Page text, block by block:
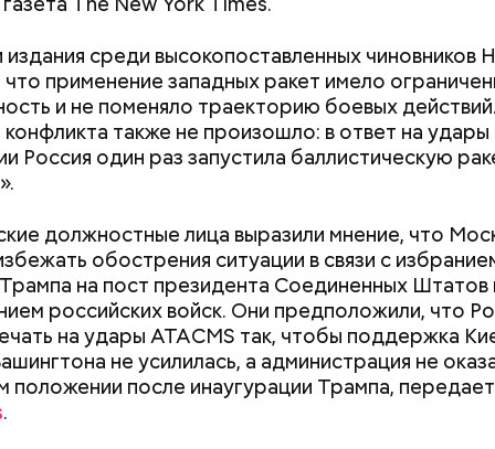
издания среди высокопоставленных чиновников
применение западных ракет имело
и не поменяло траекторию боевых действий.
также не произошло: в ответ на удары
Россия один раз запустила баллистическую
должностные лица выразили мнение, что
обострения ситуации в связи с
на пост президента Соединенных Штатов
российских войск. Они предположили, что
на удары ATACMS так, чтобы поддержка
не усилилась, а администрация не
положении после инаугурации Трампа, передает
.
в плавание на надежных и крепких плавательных
Никогда не выбрасывайте во время круиза
ночное время суток, когда у некоторых акул
Например, ночь — это время круглоголовой
акулы-молот, — пояснил спикер.
что еще далеко не все туристические маршруты
не стоит беспокоиться насчет риска получить
рейтингам и часам нужно относиться
экспертов, заключения, предположения
кому-то выгодны, — пояснил эксперт.